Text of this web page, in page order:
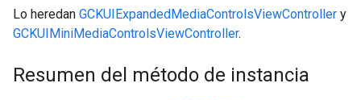
Lo heredan GCKUIExpandedMediaControlsViewController y
GCKUIMiniMediaControlsViewController.
Resumen del método de instancia